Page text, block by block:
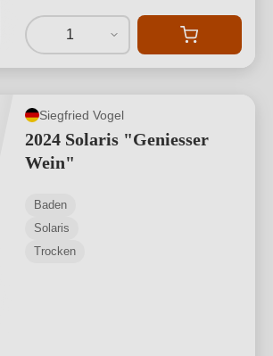
1
Siegfried Vogel
2024 Solaris "Geniesser
Wein"
Baden
Solaris
Trocken